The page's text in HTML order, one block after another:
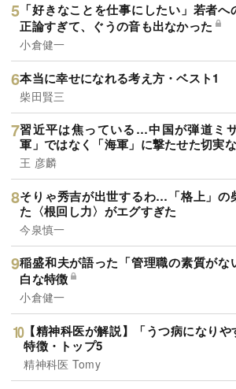
「好きなことを仕事にしたい」若者
正論すぎて、ぐうの音も出なかった
小倉健一
本当に幸せになれる考え方・ベスト1
柴田賢三
習近平は焦っている…中国が弾道ミ
軍」ではなく「海軍」に撃たせた切実
王 彦麟
そりゃ秀吉が出世するわ…「格上」の
た〈根回し力〉がエグすぎた
今泉慎一
稲盛和夫が語った「管理職の素質がな
白な特徴
小倉健一
【精神科医が解説】「うつ病になり
特徴・トップ5
精神科医 Tomy